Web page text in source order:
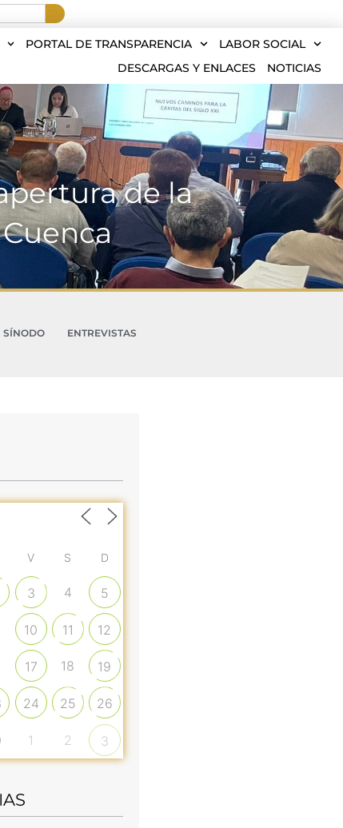
PORTAL DE TRANSPARENCIA
LABOR SOCIAL
DESCARGAS Y ENLACES
NOTICIAS
de la
SÍNODO
ENTREVISTAS
V S D
3 4 5
10 11 12
17 18 19
24 25 26
1 2 3